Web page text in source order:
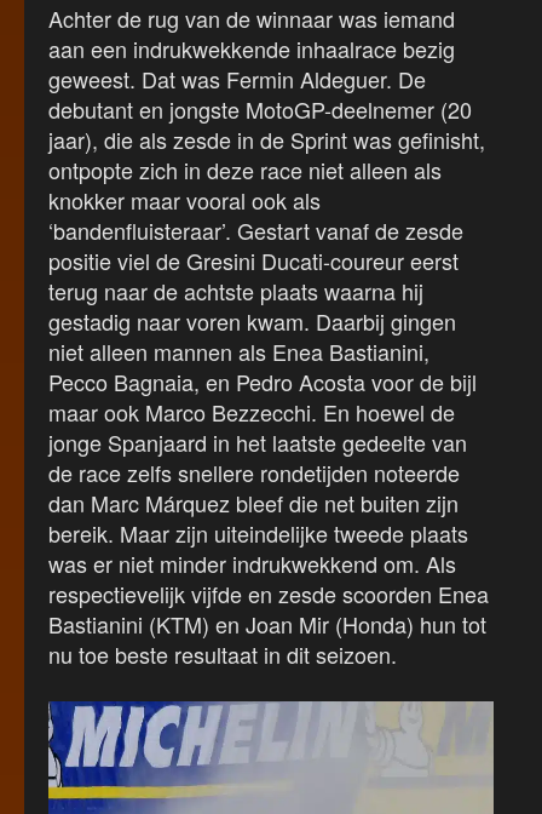
Achter de rug van de winnaar was iemand
aan een indrukwekkende inhaalrace bezig
geweest. Dat was Fermin Aldeguer. De
debutant en jongste MotoGP-deelnemer (20
jaar), die als zesde in de Sprint was gefinisht,
ontpopte zich in deze race niet alleen als
knokker maar vooral ook als
‘bandenfluisteraar’. Gestart vanaf de zesde
positie viel de Gresini Ducati-coureur eerst
terug naar de achtste plaats waarna hij
gestadig naar voren kwam. Daarbij gingen
niet alleen mannen als Enea Bastianini,
Pecco Bagnaia, en Pedro Acosta voor de bijl
maar ook Marco Bezzecchi. En hoewel de
jonge Spanjaard in het laatste gedeelte van
de race zelfs snellere rondetijden noteerde
dan Marc Márquez bleef die net buiten zijn
bereik. Maar zijn uiteindelijke tweede plaats
was er niet minder indrukwekkend om. Als
respectievelijk vijfde en zesde scoorden Enea
Bastianini (KTM) en Joan Mir (Honda) hun tot
nu toe beste resultaat in dit seizoen.